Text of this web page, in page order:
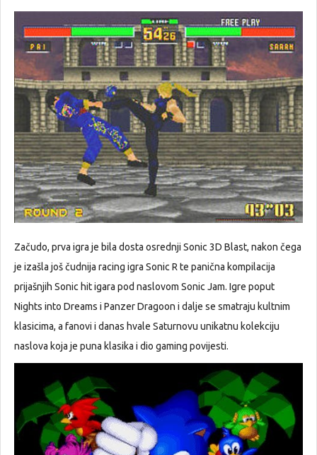
Začudo, prva igra je bila dosta osrednji Sonic 3D Blast, nakon čega
je izašla još čudnija racing igra Sonic R te panična kompilacija
prijašnjih Sonic hit igara pod naslovom Sonic Jam. Igre poput
Nights into Dreams i Panzer Dragoon i dalje se smatraju kultnim
klasicima, a fanovi i danas hvale Saturnovu unikatnu kolekciju
naslova koja je puna klasika i dio gaming povijesti.